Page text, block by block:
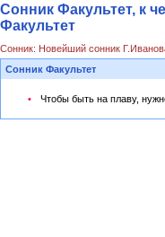
Сонник Факультет, к
Факультет
Сонник: Новейший сонник
Сонник Факультет
Чтобы быть на плаву,